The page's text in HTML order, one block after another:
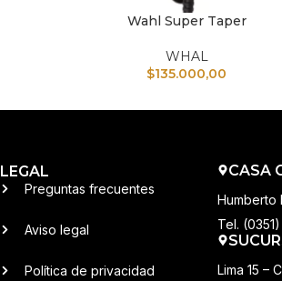
AÑADIR AL CARRITOWahl Super Taper
WHAL
$135.000,00
LEGAL
Preguntas frecuentes
Aviso legal
Política de privacidad
CASA
Humberto
Tel.
Lima 15 –